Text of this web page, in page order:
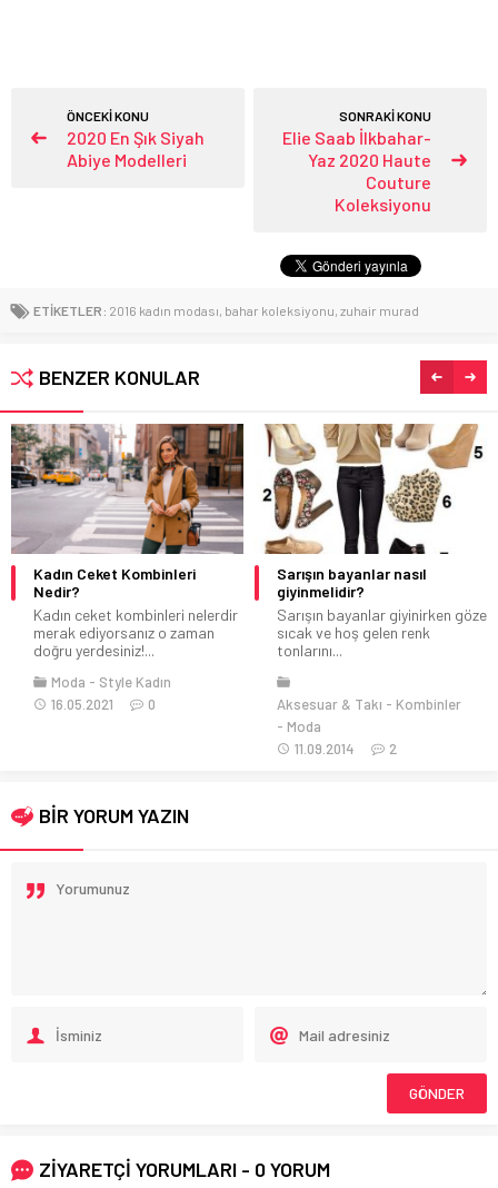
ÖNCEKİ KONU
2020 En Şık Siyah
Abiye Modelleri
SONRAKİ KONU
Elie Saab İlkbahar-
Yaz 2020 Haute
Couture
Koleksiyonu
ETİKETLER: 2016 kadın modası bahar koleksiyonu zuhair murad
BENZER KONULAR
Kadın Ceket Kombinleri
Nedir?
Kadın ceket kombinleri nelerdir
merak ediyorsanız o zaman
doğru yerdesiniz!...
Moda
Style Kadın
16.05.2021
0
Sarışın bayanlar nasıl
giyinmelidir?
Sarışın bayanlar giyinirken göze
sıcak ve hoş gelen renk
tonlarını...
Aksesuar & Takı
Kombinler
Moda
11.09.2014
2
BİR YORUM YAZIN
ZİYARETÇİ YORUMLARI - 0 YORUM